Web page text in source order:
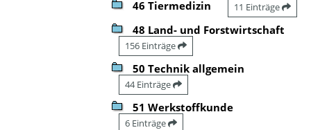
46 Tiermedizin 11 Einträge
48 Land- und Forstwirtschaft
156 Einträge
50 Technik allgemein
44 Einträge
51 Werkstoffkunde
6 Einträge